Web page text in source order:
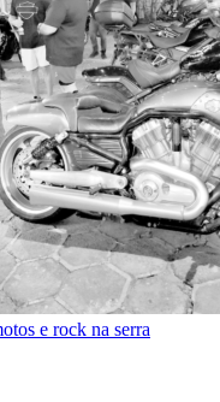
e rock na serra